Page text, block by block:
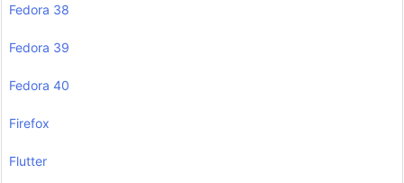
Fedora 38
Fedora 39
Fedora 40
Firefox
Flutter